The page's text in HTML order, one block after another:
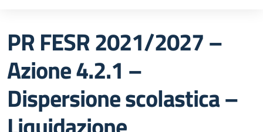
PR FESR 2021/2027 –
Azione 4.2.1 –
Dispersione scolastica –